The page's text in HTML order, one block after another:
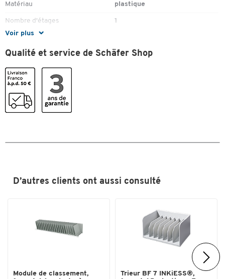
Voir plus
Matériau plastique
Nombre d'étages 1
Nombre de compartiments
(pièce(s))
Poignée(s) encastrée(s)
Profondeur (mm)
Largeur (mm) 325
Qualité et service de Schäfer Shop
D’autres clients ont aussi consulté
Module de classement,
Trieur BF 7 INKiESS®,